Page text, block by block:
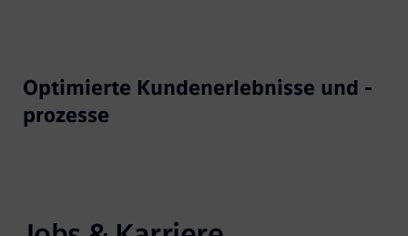
Optimierte Kundenerlebnisse und -
prozesse